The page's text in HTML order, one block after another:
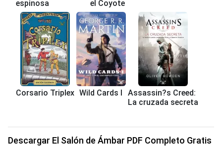
espinosa
el Coyote
Corsario Triplex Wild Cards I
Assassin?s Creed:
La cruzada secreta
Descargar El Salón de Ámbar PDF Completo Gratis